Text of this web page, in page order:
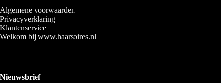
Algemene voorwaarden
Privacyverklaring
Klantenservice
Welkom bij www.haarsoires.nl
Nieuwsbrief